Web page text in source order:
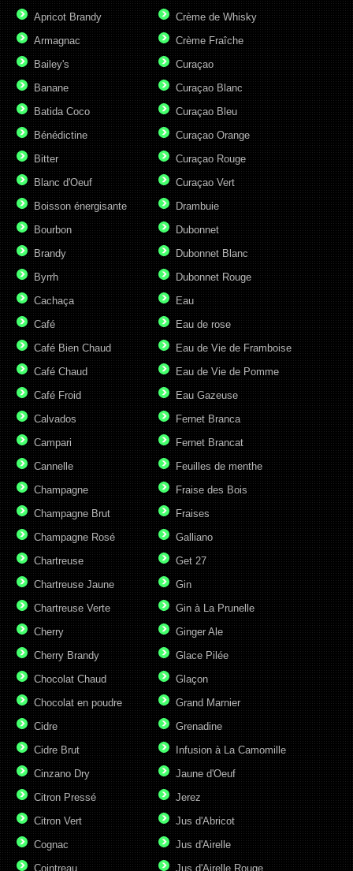
Apricot Brandy
Armagnac
Bailey's
Banane
Batida Coco
Bénédictine
Bitter
Blanc d'Oeuf
Boisson énergisante
Bourbon
Brandy
Byrrh
Cachaça
Café
Café Bien Chaud
Café Chaud
Café Froid
Calvados
Campari
Cannelle
Champagne
Champagne Brut
Champagne Rosé
Chartreuse
Chartreuse Jaune
Chartreuse Verte
Cherry
Cherry Brandy
Chocolat Chaud
Chocolat en poudre
Cidre
Cidre Brut
Cinzano Dry
Citron Pressé
Citron Vert
Cognac
Cointreau
Crème de Whisky
Crème Fraîche
Curaçao
Curaçao Blanc
Curaçao Bleu
Curaçao Orange
Curaçao Rouge
Curaçao Vert
Drambuie
Dubonnet
Dubonnet Blanc
Dubonnet Rouge
Eau
Eau de rose
Eau de Vie de Framboise
Eau de Vie de Pomme
Eau Gazeuse
Fernet Branca
Fernet Brancat
Feuilles de menthe
Fraise des Bois
Fraises
Galliano
Get 27
Gin
Gin à La Prunelle
Ginger Ale
Glace Pilée
Glaçon
Grand Marnier
Grenadine
Infusion à La Camomille
Jaune d'Oeuf
Jerez
Jus d'Abricot
Jus d'Airelle
Jus d'Airelle Rouge